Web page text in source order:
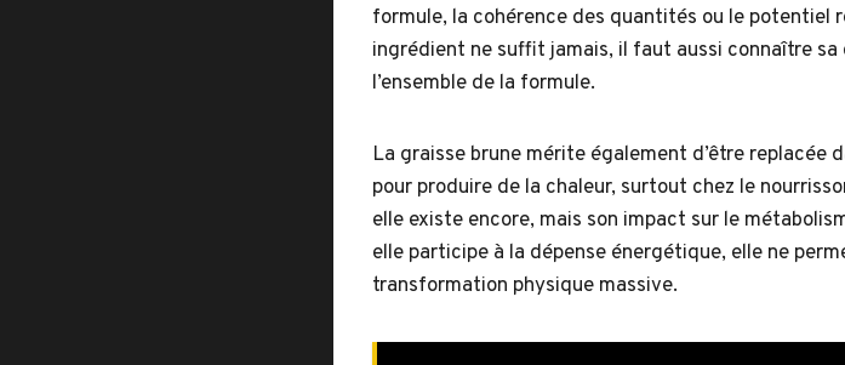
formule, la cohérence des quantités ou le potentiel
ingrédient ne suffit jamais, il faut aussi connaître
l’ensemble de la formule.
La graisse brune mérite également d’être replacée
pour produire de la chaleur, surtout chez le
elle existe encore, mais son impact sur le
elle participe à la dépense énergétique, elle ne
transformation physique massive.